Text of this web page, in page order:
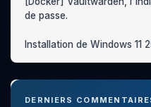
de passe.
Installation de Windows 11
DERNIERS